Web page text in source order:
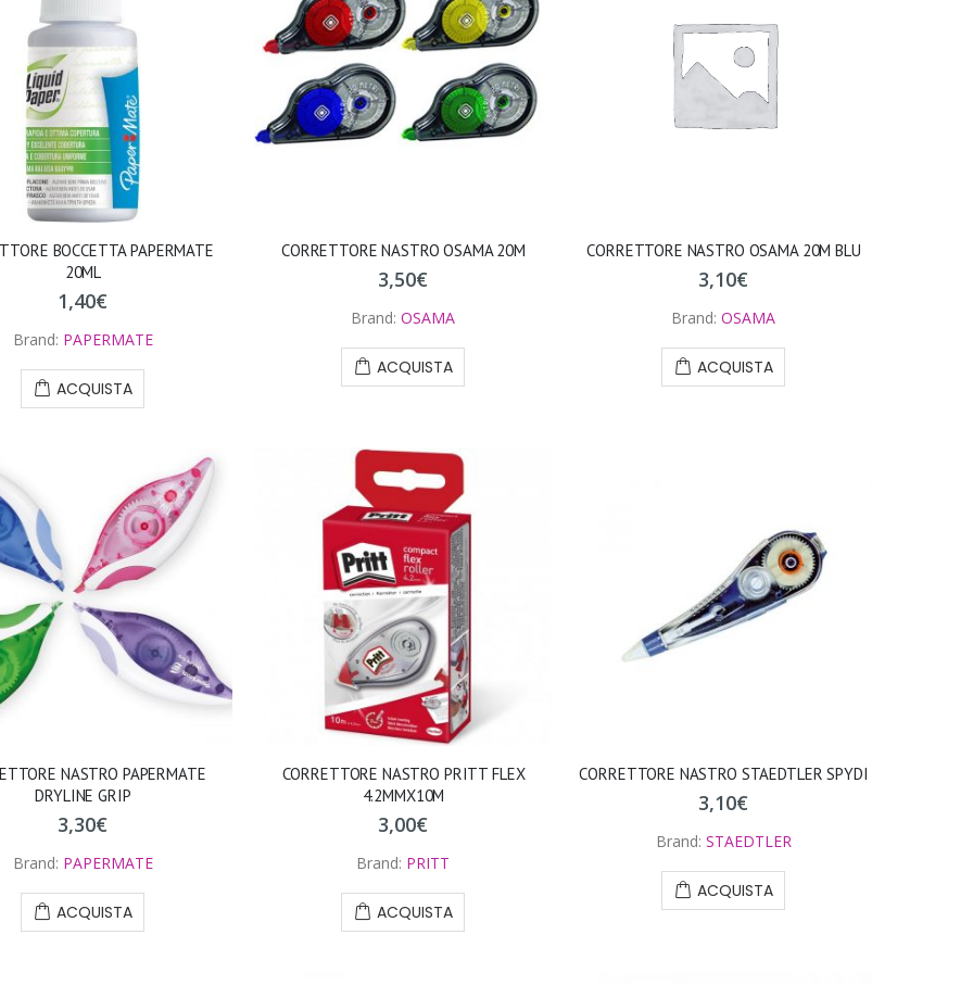
BOCCETTA PAPERMATE
20ML
1,40€
Brand: PAPERMATE
ACQUISTA
CORRETTORE NASTRO OSAMA 20M
3,50€
Brand:OSAMA
ACQUISTA
CORRETTORE NASTRO OSAMA 20M BLU
3,10€
Brand:OSAMA
ACQUISTA
NASTRO PAPERMATE
DRYLINE GRIP
3,30€
Brand: PAPERMATE
ACQUISTA
CORRETTORE NASTRO PRITT FLEX
4.2MMX10M
3,00€
Brand: PRITT
ACQUISTA
CORRETTORE NASTRO STAEDTLER SPYDI
3,10€
Brand: STAEDTLER
ACQUISTA